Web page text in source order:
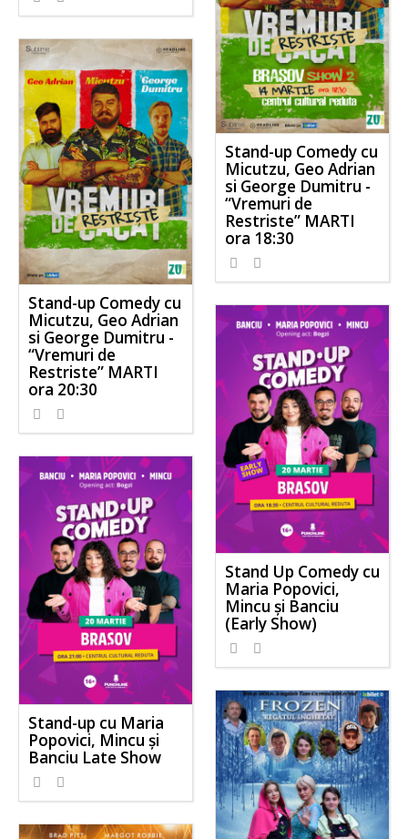
Stand-up Comedy cu
Micutzu, Geo Adrian
si George Dumitru -
“Vremuri de
Restriste” MARTI
ora 18:30
Stand-up Comedy cu
Micutzu, Geo Adrian
si George Dumitru -
“Vremuri de
Restriste” MARTI
ora 20:30
Stand Up Comedy cu
Maria Popovici,
Mincu și Banciu
(Early Show)
Stand-up cu Maria
Popovici, Mincu și
Banciu Late Show